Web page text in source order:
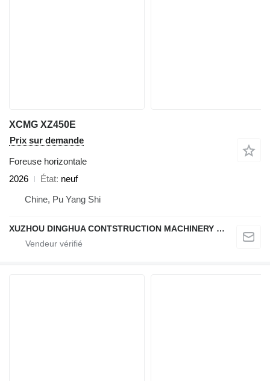
XCMG XZ450E
Prix sur demande
Foreuse horizontale
2026
État neuf
Chine, Pu Yang Shi
XUZHOU DINGHUA CONTSTRUCTION MACHINERY CO., LTD.